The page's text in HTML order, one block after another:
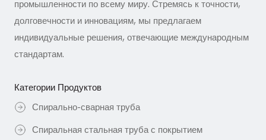
промышленности по всему миру. Стремясь к точности,
долговечности и инновациям, мы предлагаем
индивидуальные решения, отвечающие международным
стандартам.
Категории Продуктов
Спирально-сварная труба
Спиральная стальная труба с покрытием